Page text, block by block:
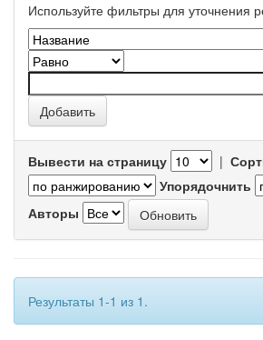
Используйте фильтры для уточнения
Вывести на страницу |
Упорядочнить
Авторы
Результаты 1-1 из 1.